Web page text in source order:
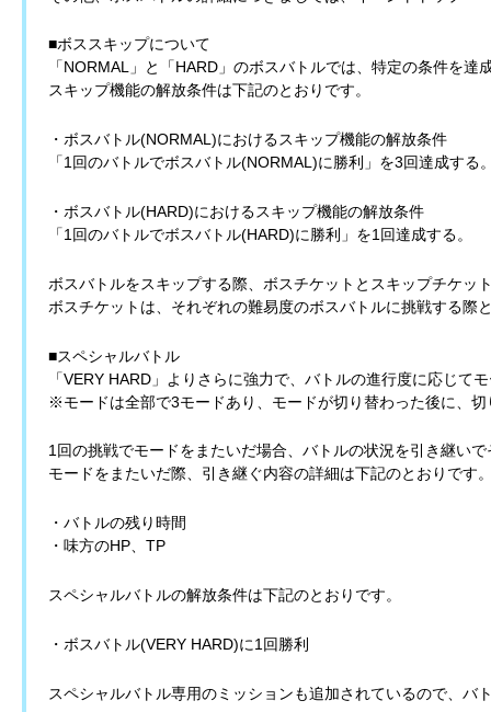
■ボススキップについて
「NORMAL」と「HARD」のボスバトルでは、特定の条件を
スキップ機能の解放条件は下記のとおりです。
・ボスバトル(NORMAL)におけるスキップ機能の解放条件
「1回のバトルでボスバトル(NORMAL)に勝利」を3回達成する
・ボスバトル(HARD)におけるスキップ機能の解放条件
「1回のバトルでボスバトル(HARD)に勝利」を1回達成する。
ボスバトルをスキップする際、ボスチケットとスキップチケッ
ボスチケットは、それぞれの難易度のボスバトルに挑戦する際
■スペシャルバトル
「VERY HARD」よりさらに強力で、バトルの進行度に応じて
※モードは全部で3モードあり、モードが切り替わった後に、
1回の挑戦でモードをまたいだ場合、バトルの状況を引き継い
モードをまたいだ際、引き継ぐ内容の詳細は下記のとおりです
・バトルの残り時間
・味方のHP、TP
スペシャルバトルの解放条件は下記のとおりです。
・ボスバトル(VERY HARD)に1回勝利
スペシャルバトル専用のミッションも追加されているので、バ